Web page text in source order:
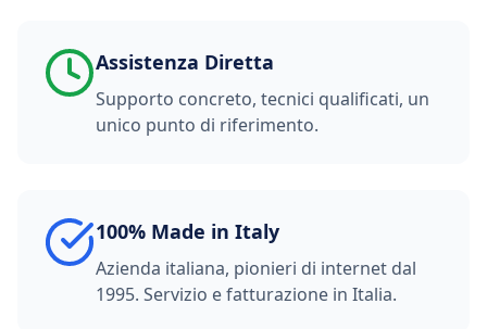
Assistenza Diretta
Supporto concreto, tecnici qualificati, un
unico punto di riferimento.
100% Made in Italy
Azienda italiana, pionieri di internet dal
1995. Servizio e fatturazione in Italia.